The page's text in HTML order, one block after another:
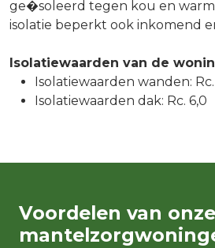
ge�soleerd tegen kou en
isolatie beperkt ook inkomend
Isolatiewaarden van de
Isolatiewaarden wanden: Rc.
Isolatiewaarden dak: Rc. 6,0
Voordelen van onze